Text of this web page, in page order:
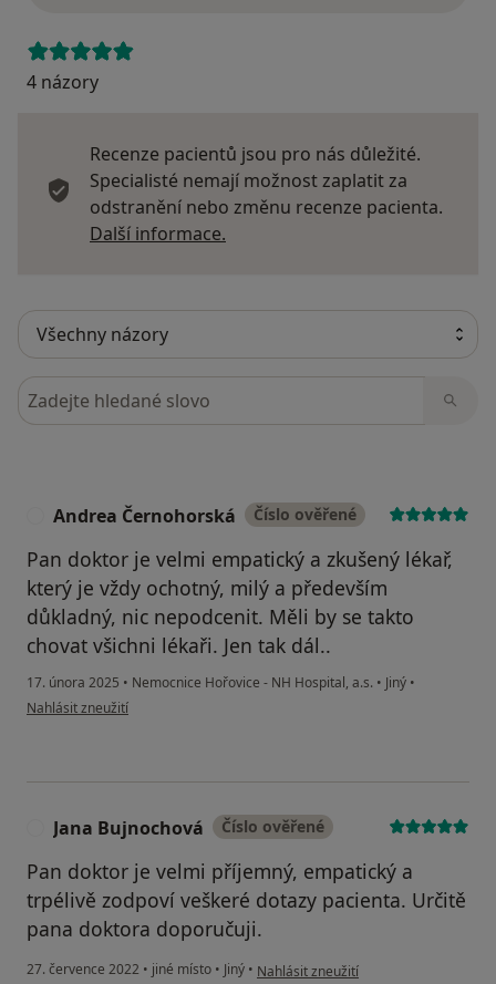
4 názory
Recenze pacientů jsou pro nás důležité.
Specialisté nemají možnost zaplatit za
odstranění nebo změnu recenze pacienta.
Další informace.
Hledejte v názorech
Andrea Černohorská Číslo ověřené
Pan doktor je velmi empatický a zkušený lékař,
který je vždy ochotný, milý a především
důkladný, nic nepodcenit. Měli by se takto
chovat všichni lékaři. Jen tak dál..
17. února 2025 • Nemocnice Hořovice - NH Hospital, a.s. • Jiný •
podle názoru uživatele Andrea Černohorská
Nahlásit zneužití
Jana Bujnochová Číslo ověřené
Pan doktor je velmi příjemný, empatický a
trpélivě zodpoví veškeré dotazy pacienta. Určitě
pana doktora doporučuji.
27. července 2022 • jiné místo • Jiný • podle názoru uživatele Jana
Nahlásit zneužití